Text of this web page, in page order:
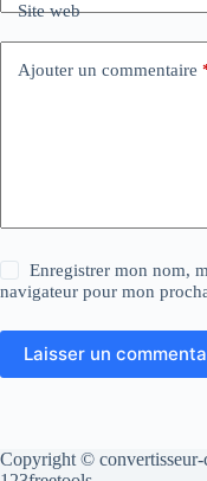
Site web
Ajouter un commentaire
Enregistrer mon nom,
navigateur pour mon
Laisser un
Copyright © convertisseur-